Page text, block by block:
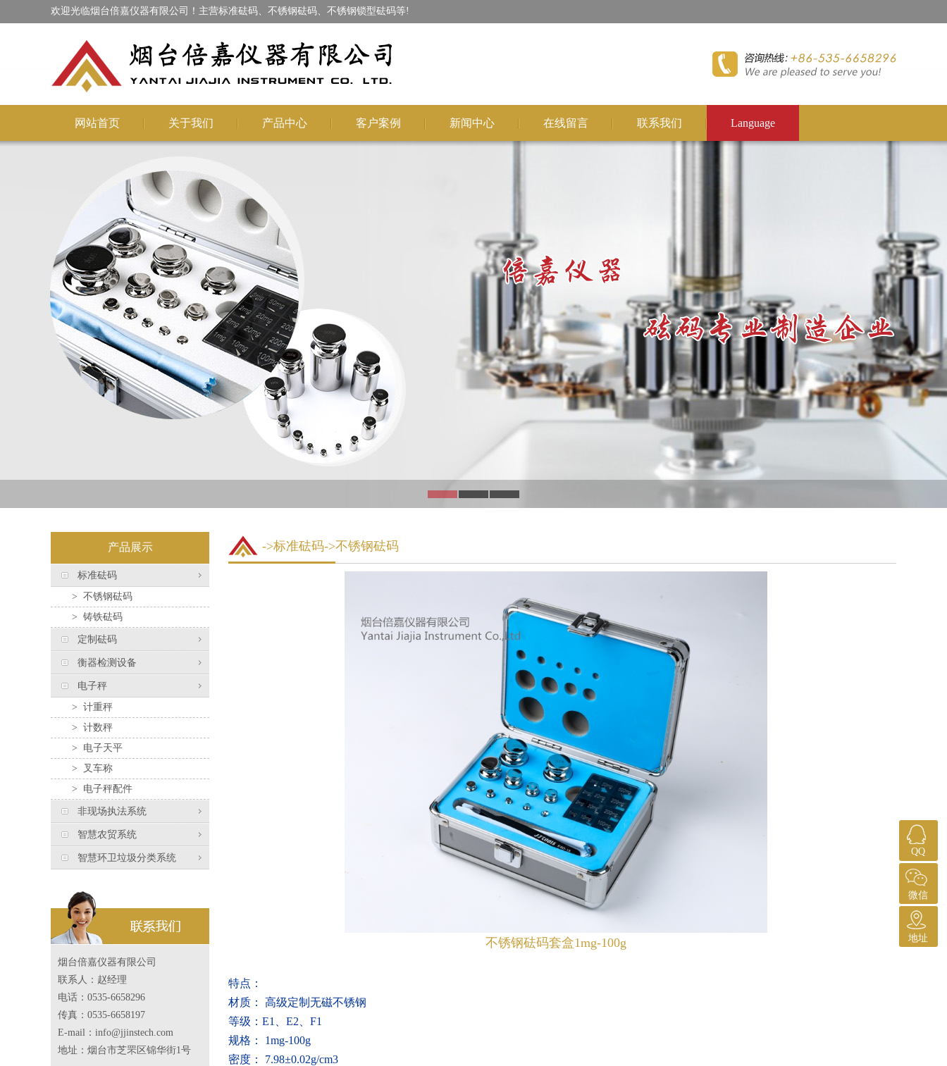
欢迎光临烟台倍嘉仪器有限公司！主营标准砝码、不锈钢砝码、不锈钢锁型砝码等!
网站首页 关于我们 产品中心 客户案例 新闻中心 在线留言 联系我们 Language
1 3
产品展示
标准砝码
> 不锈钢砝码
> 铸铁砝码
定制砝码
衡器检测设备
电子秤
> 计重秤
> 计数秤
> 电子天平
>
叉车称
> 电子秤配件
非现场执法系统
智慧农贸系统
智慧环卫垃圾分类系统
烟台倍嘉仪器有限公司
联系人：赵经理
电话：0535-6658296
传真：0535-6658197
E-mail：info@jjinstech.com
地址：烟台市芝罘区锦华街1号
->标准砝码->不锈钢砝码
不锈钢砝码套盒1mg-100g
特点：
材质： 高级定制无磁不锈钢
等级： E1 E2
F1
规格：
1mg-100g
密度： 7.98±0.02g/cm3
QQ
微信
地址